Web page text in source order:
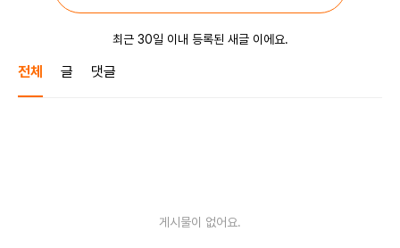
최근 30일 이내 등록된 새글 이에요.
전체 글 댓글
게시물이 없어요.